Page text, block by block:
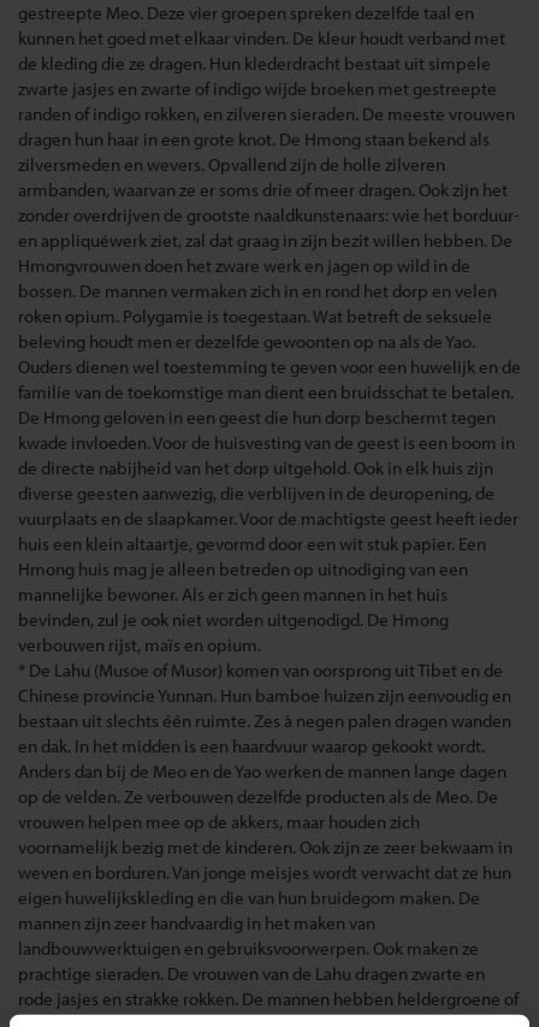
gestreepte Meo. Deze vier groepen spreken dezelfde taal en
kunnen het goed met elkaar vinden. De kleur houdt verband met
de kleding die ze dragen. Hun klederdracht bestaat uit simpele
zwarte jasjes en zwarte of indigo wijde broeken met gestreepte
randen of indigo rokken, en zilveren sieraden. De meeste vrouwen
dragen hun haar in een grote knot. De Hmong staan bekend als
zilversmeden en wevers. Opvallend zijn de holle zilveren
armbanden, waarvan ze er soms drie of meer dragen. Ook zijn het
zonder overdrijven de grootste naaldkunstenaars: wie het borduur-
en appliquéwerk ziet, zal dat graag in zijn bezit willen hebben. De
Hmongvrouwen doen het zware werk en jagen op wild in de
bossen. De mannen vermaken zich in en rond het dorp en velen
roken opium. Polygamie is toegestaan. Wat betreft de seksuele
beleving houdt men er dezelfde gewoonten op na als de Yao.
Ouders dienen wel toestemming te geven voor een huwelijk en de
familie van de toekomstige man dient een bruidsschat te betalen.
De Hmong geloven in een geest die hun dorp beschermt tegen
kwade invloeden. Voor de huisvesting van de geest is een boom in
de directe nabijheid van het dorp uitgehold. Ook in elk huis zijn
diverse geesten aanwezig, die verblijven in de deuropening, de
vuurplaats en de slaapkamer. Voor de machtigste geest heeft ieder
huis een klein altaartje, gevormd door een wit stuk papier. Een
Hmong huis mag je alleen betreden op uitnodiging van een
mannelijke bewoner. Als er zich geen mannen in het huis
bevinden, zul je ook niet worden uitgenodigd. De Hmong
verbouwen rijst, maïs en opium.
* De Lahu (Musoe of Musor) komen van oorsprong uit Tibet en de
Chinese provincie Yunnan. Hun bamboe huizen zijn eenvoudig en
bestaan uit slechts één ruimte. Zes à negen palen dragen wanden
en dak. In het midden is een haardvuur waarop gekookt wordt.
Anders dan bij de Meo en de Yao werken de mannen lange dagen
op de velden. Ze verbouwen dezelfde producten als de Meo. De
vrouwen helpen mee op de akkers, maar houden zich
voornamelijk bezig met de kinderen. Ook zijn ze zeer bekwaam in
weven en borduren. Van jonge meisjes wordt verwacht dat ze hun
eigen huwelijkskleding en die van hun bruidegom maken. De
mannen zijn zeer handvaardig in het maken van
landbouwwerktuigen en gebruiksvoorwerpen. Ook maken ze
prachtige sieraden. De vrouwen van de Lahu dragen zwarte en
rode jasjes en strakke rokken. De mannen hebben heldergroene of